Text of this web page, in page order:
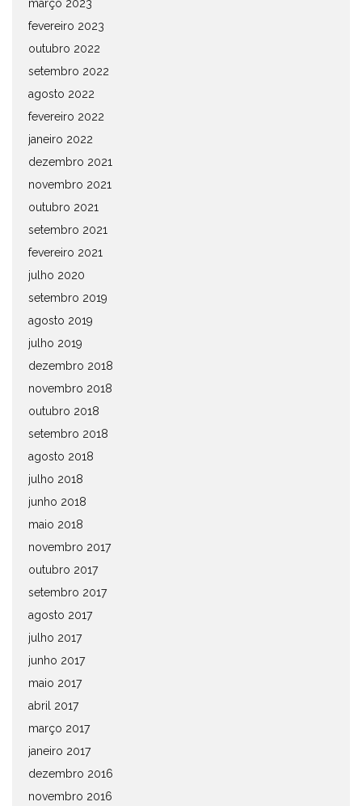
março 2023
fevereiro 2023
outubro 2022
setembro 2022
agosto 2022
fevereiro 2022
janeiro 2022
dezembro 2021
novembro 2021
outubro 2021
setembro 2021
fevereiro 2021
julho 2020
setembro 2019
agosto 2019
julho 2019
dezembro 2018
novembro 2018
outubro 2018
setembro 2018
agosto 2018
julho 2018
junho 2018
maio 2018
novembro 2017
outubro 2017
setembro 2017
agosto 2017
julho 2017
junho 2017
maio 2017
abril 2017
março 2017
janeiro 2017
dezembro 2016
novembro 2016